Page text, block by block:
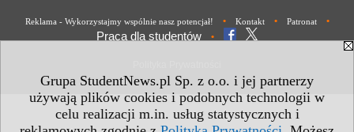
Grupa StudentNews.pl Sp. z o.o. i jej partnerzy
używają plików cookies i podobnych technologii w
celu realizacji m.in. usług statystycznych i
Reklama - Wykorzystajmy wspólnie nasz potencjał! • Kontakt • Patronat •
Praca dla studentów •